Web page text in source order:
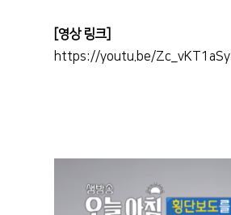
[영상 링크]
https://youtu.be/